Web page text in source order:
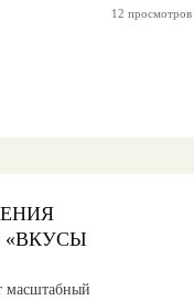
12 просмотров
«ВКУСЫ
масштабный